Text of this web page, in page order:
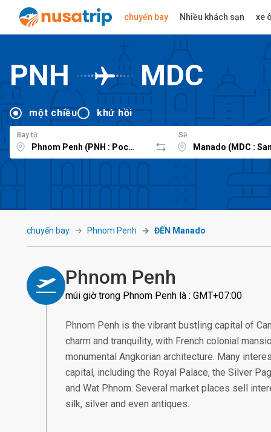
chuyến bay Nhiều khách sạn xe
PNH MDC
một chiều khứ hồi
Bay từ Sẽ
chuyến bay Phnom Penh ĐẾN Manado
Phnom Penh
múi giờ trong Phnom Penh là : GMT+07:00
Phnom Penh is the vibrant bustling capital of
charm and tranquility, with French colonial
monumental Angkorian architecture. Many
capital, including the Royal Palace, the Silver
and Wat Phnom. Several market places sell
silk, silver and even antiques.